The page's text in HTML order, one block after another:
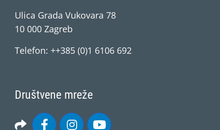
Ulica Grada Vukovara 78
10 000 Zagreb
Telefon: ++385 (0)1 6106 692
Društvene mreže